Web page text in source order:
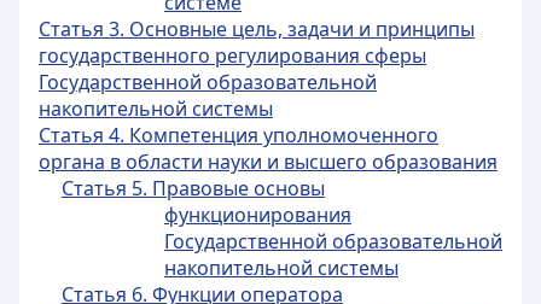
Статья 3. Основные цель, задачи и принципы
государственного регулирования сферы
Государственной образовательной
накопительной системы
Статья 4. Компетенция уполномоченного
органа в области науки и высшего образования
Статья 5. Правовые основы
функционирования
Государственной образовательной
накопительной системы
Статья 6. Функции оператора